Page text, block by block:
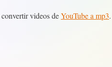
videos deYouTube a mp3.